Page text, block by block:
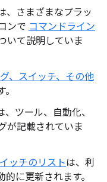
、さまざまなプラッ
ンで コマンドライン
いて説明していま
、スイッチ、その他
、ツール、自動化、
が記載されていま
ッチのリストは、利
に更新されます。